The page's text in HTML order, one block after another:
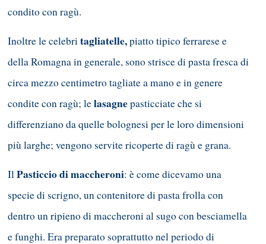
condito con ragù.
Inoltre le celebritagliatelle,piatto tipico ferrarese e
della Romagna in generale, sono strisce di pasta fresca di
circa mezzo centimetro tagliate a mano e in genere
condite con ragù; lelasagnepasticciate che si
differenziano da quelle bolognesi per le loro dimensioni
più larghe; vengono servite ricoperte di ragù e grana.
IlPasticcio di maccheroni: è come dicevamo una
specie di scrigno, un contenitore di pasta frolla con
dentro un ripieno di maccheroni al sugo con besciamella
e funghi. Era preparato soprattutto nel periodo di